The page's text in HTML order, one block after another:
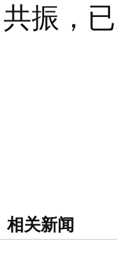
共振，
相关新闻